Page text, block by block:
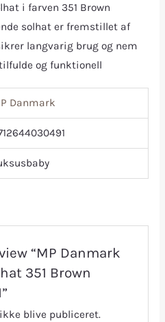
i farven 351 Brown
solhat er fremstillet af
langvarig brug og nem
og funktionell
Danmark
“MP Danmark
351 Brown
blive publiceret.